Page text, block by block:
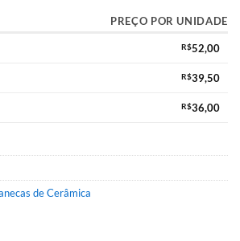
PREÇO POR UNIDADE
R$52,00
R$39,50
R$36,00
de Cerâmica